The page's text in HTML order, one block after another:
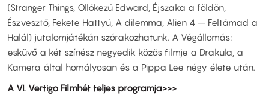
(Stranger Things, Ollókezű Edward, Éjszaka a földön,
Észvesztő, Fekete Hattyú, A dilemma, Alien 4 – Feltámad a
Halál) jutalomjátékán szórakozhatunk. A Végállomás:
esküvő a két színész negyedik közös filmje a Drakula, a
Kamera által homályosan és a Pippa Lee négy élete után.
A VI. Vertigo Filmhét teljes programja>>>